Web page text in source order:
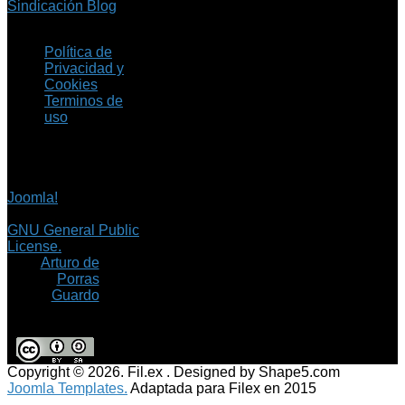
Sindicación Blog
Política de
Privacidad y
Cookies
Terminos de
uso
Joomla!
GNU General Public
License.
Arturo de
Porras
Guardo
Copyright © 2026. Fil.ex . Designed by Shape5.com
Joomla Templates. Adaptada para Filex en 2015